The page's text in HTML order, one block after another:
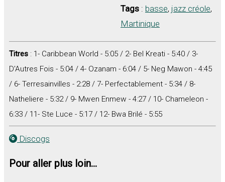
Tags : basse, jazz créole,
Martinique
Titres : 1- Caribbean World - 5:05 / 2- Bel Kreati - 5:40 / 3-
D'Autres Fois - 5:04 / 4- Ozanam - 6:04 / 5- Neg Mawon - 4:45
/ 6- Terresainvilles - 2:28 / 7- Perfectablement - 5:34 / 8-
Natheliere - 5:32 / 9- Mwen Enmew - 4:27 / 10- Chameleon -
6:33 / 11- Ste Luce - 5:17 / 12- Bwa Brilé - 5:55
Discogs
Pour aller plus loin...